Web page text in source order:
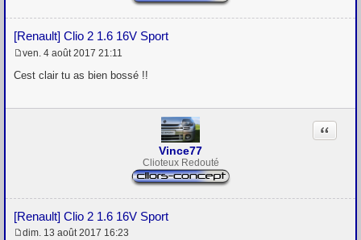
[Renault] Clio 2 1.6 16V Sport
e
a
ven. 4 août 2017 21:11
Cest clair tu as bien bossé !!
Vince77
Clioteux Redouté
[Renault] Clio 2 1.6 16V Sport
Citation
dim. 13 août 2017 16:23